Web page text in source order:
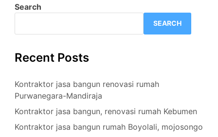
Search
SEARCH
Recent Posts
Kontraktor jasa bangun renovasi rumah
Purwanegara-Mandiraja
Kontraktor jasa bangun, renovasi rumah Kebumen
Kontraktor jasa bangun rumah Boyolali, mojosongo